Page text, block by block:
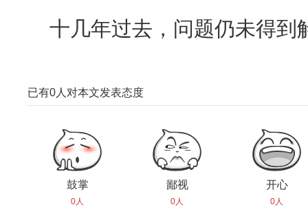
十几年过去，问题仍未得到
已有0 人对本文发表态度
鼓掌
0人
鄙视
0人
开心
0人